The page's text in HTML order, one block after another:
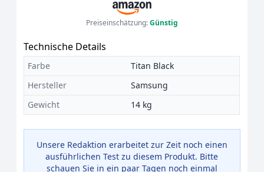
Preiseinschätzung:Günstig
Technische Details
Farbe
Titan Black
Hersteller
Samsung
Gewicht
14 kg
Unsere Redaktion erarbeitet zur Zeit noch einen
ausführlichen Test zu diesem Produkt. Bitte
schauen Sie in ein paar Tagen noch einmal